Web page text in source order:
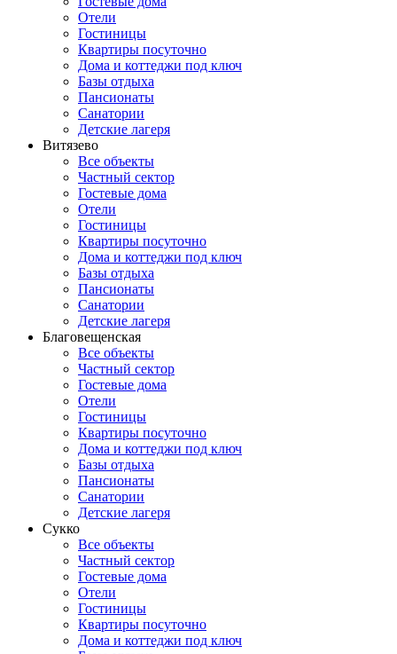
Отели
Гостиницы
Квартиры посуточно
Дома и коттеджи под ключ
Базы отдыха
Пансионаты
Санатории
Детские лагеря
Витязево
Все объекты
Частный сектор
Гостевые дома
Отели
Гостиницы
Квартиры посуточно
Дома и коттеджи под ключ
Базы отдыха
Пансионаты
Санатории
Детские лагеря
Благовещенская
Все объекты
Частный сектор
Гостевые дома
Отели
Гостиницы
Квартиры посуточно
Дома и коттеджи под ключ
Базы отдыха
Пансионаты
Санатории
Детские лагеря
Сукко
Все объекты
Частный сектор
Гостевые дома
Отели
Гостиницы
Квартиры посуточно
Дома и коттеджи под ключ